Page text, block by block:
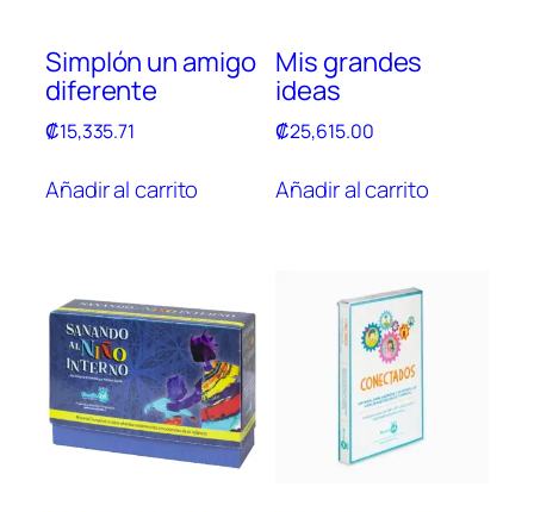
Simplón un amigo
diferente
₡15,335.71
Añadir al carrito
Mis grandes
ideas
₡25,615.00
Añadir al carrito